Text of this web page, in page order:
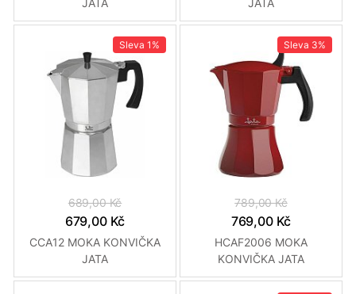
Sleva 1%
689,00 Kč
679,00 Kč
CCA12 MOKA KONVIČKA
JATA
Sleva 3%
789,00 Kč
769,00 Kč
HCAF2006 MOKA
KONVIČKA JATA